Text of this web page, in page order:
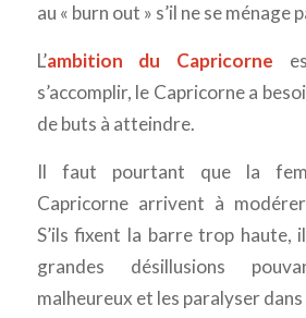
au « burn out » s’il ne se ménage
L’ambition du Capricorne
s’accomplir, le Capricorne a
de buts à atteindre.
Il faut pourtant que la
Capricorne arrivent à
S’ils fixent la barre trop haute,
grandes désillusions
malheureux et les paralyser dans